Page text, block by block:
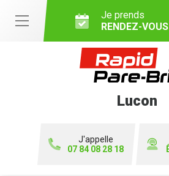
Je prends
RENDEZ-VOUS
Lucon
J'appelle
07 84 08 28 18